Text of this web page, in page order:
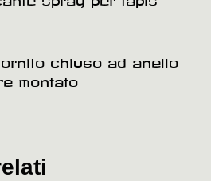
chiuso ad anello
montato